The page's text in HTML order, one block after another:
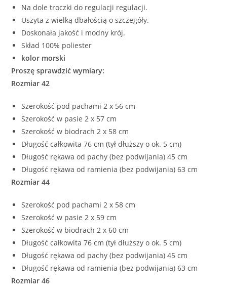
Na dole troczki do regulacji regulacji.
Uszyta z wielką dbałością o szczegóły.
Doskonała jakość i modny krój.
Skład 100% poliester
kolor morski
Proszę sprawdzić wymiary:
Rozmiar 42
Szerokość pod pachami 2 x 56 cm
Szerokość w pasie 2 x 57 cm
Szerokość w biodrach 2 x 58 cm
Długość całkowita 76 cm (tył dłuższy o ok. 5 cm)
Długość rękawa od pachy (bez podwijania) 45 cm
Długość rękawa od ramienia (bez podwijania) 63 cm
Rozmiar 44
Szerokość pod pachami 2 x 58 cm
Szerokość w pasie 2 x 59 cm
Szerokość w biodrach 2 x 60 cm
Długość całkowita 76 cm (tył dłuższy o ok. 5 cm)
Długość rękawa od pachy (bez podwijania) 45 cm
Długość rękawa od ramienia (bez podwijania) 63 cm
Rozmiar 46